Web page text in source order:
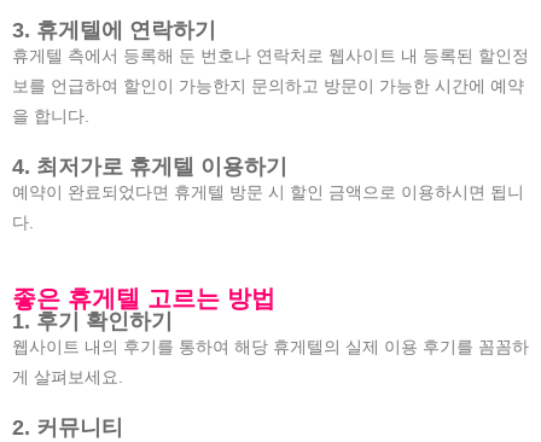
3. 휴게텔에 연락하기
휴게텔 측에서 등록해 둔 번호나 연락처로 웹사이트 내 등록된 할인정
보를 언급하여 할인이 가능한지 문의하고 방문이 가능한 시간에 예약
을 합니다.
4. 최저가로 휴게텔 이용하기
예약이 완료되었다면 휴게텔 방문 시 할인 금액으로 이용하시면 됩니
다.
좋은 휴게텔 고르는 방법
1. 후기 확인하기
웹사이트 내의 후기를 통하여 해당 휴게텔의 실제 이용 후기를 꼼꼼하
게 살펴보세요.
2. 커뮤니티